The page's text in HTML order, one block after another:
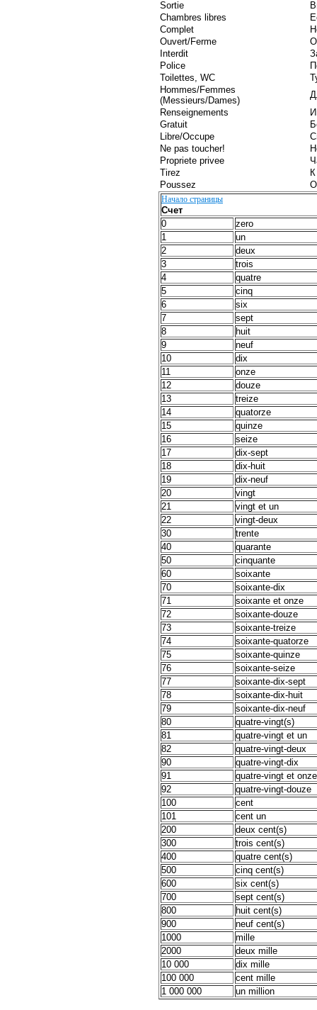
Sortie
Chambres libres
Complet
Ouvert/Ferme
Interdit
Police
Toilettes, WC
Hommes/Femmes
(Messieurs/Dames)
Renseignements
Gratuit
Libre/Occupe
Ne pas toucher!
Propriete privee
Tirez
Poussez
Начало страницы
Счет
0
zero
1
un
2
deux
3
trois
4
quatre
5
cinq
6
six
7
sept
8
huit
9
neuf
10
dix
11
onze
12
douze
13
treize
14
quatorze
15
quinze
16
seize
17
dix-sept
18
dix-huit
19
dix-neuf
20
vingt
21
vingt et un
22
vingt-deux
30
trente
40
quarante
50
cinquante
60
soixante
70
soixante-dix
71
soixante et onze
72
soixante-douze
73
soixante-treize
74
soixante-quatorze
75
soixante-quinze
76
soixante-seize
77
soixante-dix-sept
78
soixante-dix-huit
79
soixante-dix-neuf
80
quatre-vingt(s)
81
quatre-vingt et un
82
quatre-vingt-deux
90
quatre-vingt-dix
91
quatre-vingt et onze
92
quatre-vingt-douze
100
cent
101
cent un
200
deux cent(s)
300
trois cent(s)
400
quatre cent(s)
500
cinq cent(s)
600
six cent(s)
700
sept cent(s)
800
huit cent(s)
900
neuf cent(s)
1000
mille
2000
deux mille
10 000
dix mille
100 000
cent mille
1 000 000
un million